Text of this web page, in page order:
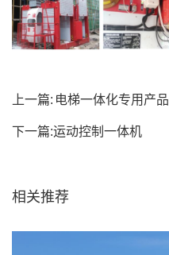
上一篇: 电梯一体化专用产品
下一篇:运动控制一体机
相关推荐